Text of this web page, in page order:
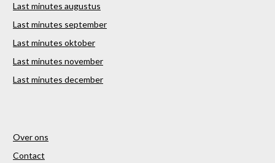
Last minutes augustus
Last minutes september
Last minutes oktober
Last minutes november
Last minutes december
Over ons
Contact